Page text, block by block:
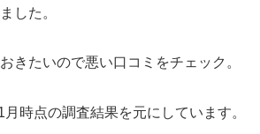
した。
きたいので悪い口コミをチェック。
時点の調査結果を元にしています。